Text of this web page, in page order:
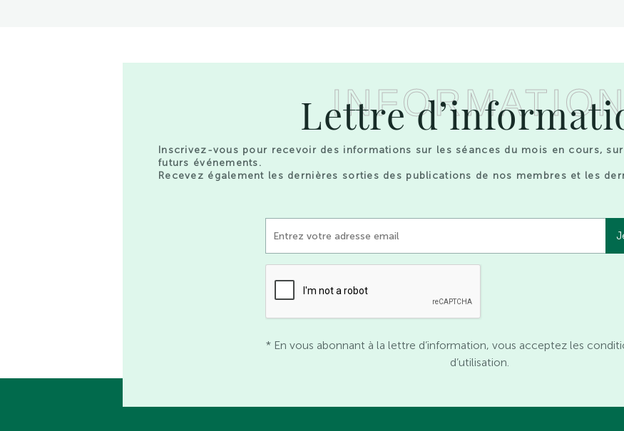
Lettre
Inscrivez-vous pour recevoir des informations sur les séances du mois en cours,
futurs événements.
Recevez également les dernières sorties des publications de nos membres et les
* En vous abonnant à la lettre d’information, vous acceptez les
d’utilisation.